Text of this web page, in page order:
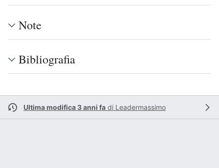
Note
Bibliografia
Ultima modifica 3 anni fa di Leadermassimo